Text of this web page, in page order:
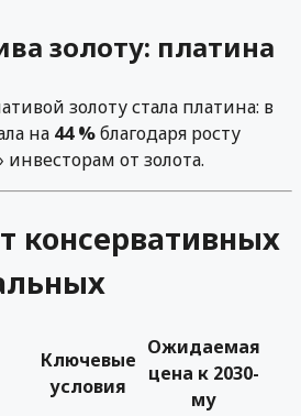
золоту: платина
золоту стала платина: в
на 44 %благодаря росту
от золота.
консервативных
Ключевые
условия
Ожидаемая
цена к 2030-
му